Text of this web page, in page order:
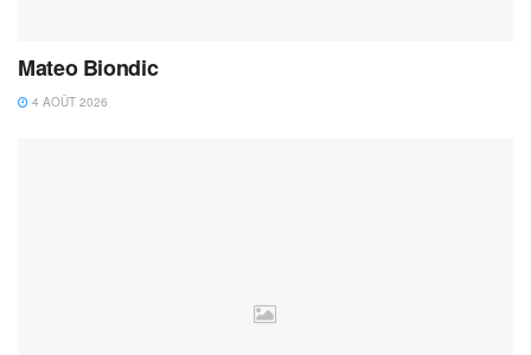
Mateo Biondic
4 AOÛT 2026